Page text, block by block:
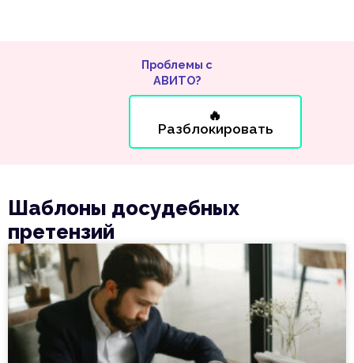
Проблемы с
АВИТО?
🔥
Разблокировать
Шаблоны досудебных
претензий